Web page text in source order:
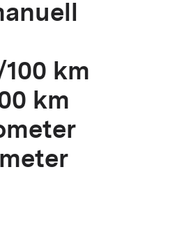
km
km